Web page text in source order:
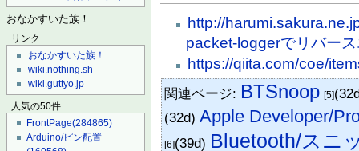
おなかすいた族！
リンク
おなかすいた族！
wiki.nothing.sh
wiki.guttyo.jp
人気の50件
FrontPage(284865)
Arduino/ピン配置
http://
packet-loggerでリバー
https://qiita.com/coe/
関連ページ: BTSnoop [5]
(32d)Apple Developer/
[6](39d) Bluetooth/スニ